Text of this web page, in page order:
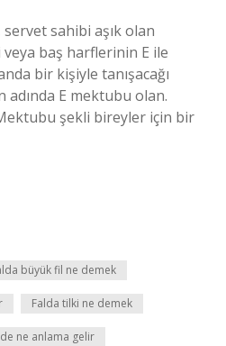
sahibi aşık olan
baş harflerinin E ile
bir kişiyle tanışacağı
adında E mektubu olan.
şekli bireyler için bir
büyük fil ne demek
Falda tilki ne demek
ne anlama gelir